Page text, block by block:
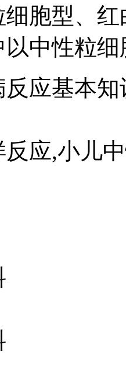
胞型、
中性粒
应基本知
应,小儿